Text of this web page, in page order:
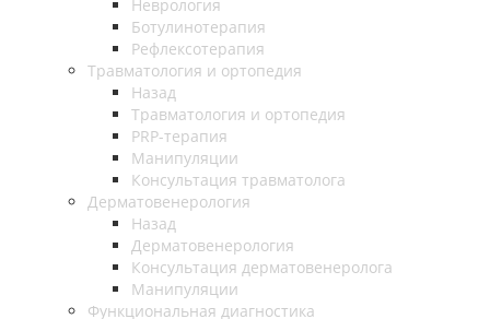
Неврология
Ботулинотерапия
Рефлексотерапия
Травматология и ортопедия
Назад
Травматология и ортопедия
PRP-терапия
Манипуляции
Консультация травматолога
Дерматовенерология
Назад
Дерматовенерология
Консультация дерматовенеролога
Манипуляции
Функциональная диагностика